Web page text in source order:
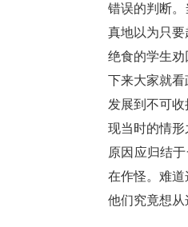
错误的判断
真地以为只
绝食的学生
下来大家就
发展到不可
现当时的情
原因应归结
在作怪。难
他们究竟想从